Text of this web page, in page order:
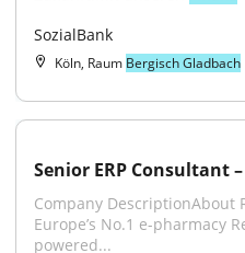
SozialBank
Köln, Raum Bergisch Gladbach
Senior ERP Consultant
Company DescriptionAbout
Europe’s No.1 e-pharmacy
powered...